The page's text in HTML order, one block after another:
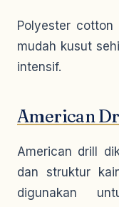
Polyester
mudah kusut
intensif.
American
American drill
dan struktur
digunakan